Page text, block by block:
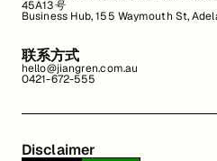
45A13号
Business Hub, 155 Waymouth St,
联系方式
hello@jiangren.com.au
0421-672-555
Disclaimer